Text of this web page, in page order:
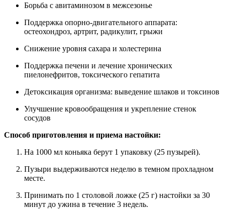
Борьба с авитаминозом в межсезонье
Поддержка опорно-двигательного аппарата:
остеохондроз, артрит, радикулит, грыжи
Снижение уровня сахара и холестерина
Поддержка печени и лечение хронических
пиелонефритов, токсического гепатита
Детоксикация организма: выведение шлаков и токсинов
Улучшение кровообращения и укрепление стенок
сосудов
Способ приготовления и приема настойки:
На 1000 мл коньяка берут 1 упаковку (25 пузырей).
Пузыри выдерживаются неделю в темном прохладном
месте.
Принимать по 1 столовой ложке (25 г) настойки за 30
минут до ужина в течение 3 недель.